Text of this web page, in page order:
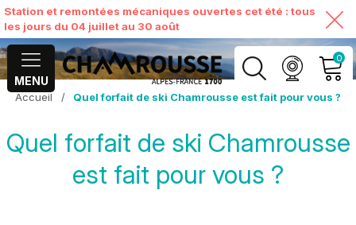
Station et remontées mécaniques ouvertes cet été : tous
les jours du 04 juillet au 30 août
MENU
0
MON COMPTE
VOIR MON PANIER
Accueil / Quel forfait de ski Chamrousse est fait pour vous ?
Quel forfait de ski Chamrousse
est fait pour vous ?